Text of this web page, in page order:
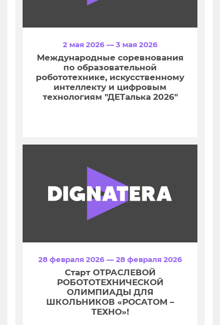
2 мая 2026 — 3 мая 2026
Международные соревнования
по образовательной
робототехнике, искусственному
интеллекту и цифровым
технологиям "ДЕТалька 2026"
28 февраля 2026 — 28 февраля 2026
Старт ОТРАСЛЕВОЙ
РОБОТОТЕХНИЧЕСКОЙ
ОЛИМПИАДЫ ДЛЯ
ШКОЛЬНИКОВ «РОСАТОМ –
ТЕХНО»!